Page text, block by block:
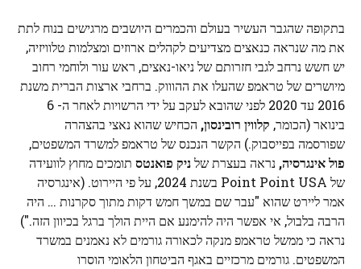
בתקופה שהגבר העשיר בעולם והכמרים היושבים מרגישים בנוח לתת
את מה שנראה כנאצים מצדיעים לקהלים ארוזים ומצלמות טלוויזיה,
יש חשש נרחב לגבי חזרותם של ניאו-נאצים, ראש עור ולוחמי רחוב
מיושרים של טראמפ שהעלו את ההוווק. ברחבי ארצות הברית משנת
2016 עד 2020 לפני שהובא לעקב על ידי הרשויות לאחר ה- 6
בינואר (הכומר, קלווין רובינסון, הכחיש שהוא נאצי בהצהרה
שפורסמה בפייסבוק.) הקשר הנכנס של טראמפ למשרד המשפטים,
פול אינגרסיה, נראה בעצרת שלניק פואנטס תומכים מחוץ לוועידה
של Point Point USA בשנת 2024, על פי היירוט. (אינגרסיה
אמר ליירט שהוא "עבר שם במשך חמש דקות מתוך סקרנות … היה
הרבה בלבול, אי אפשר היה להימנע אם היית הולך ברגל בכיוון הזה.")
נראה כי ממשל טראמפ מנקה לכאורה גורמים לא נאמנים במשרד
המשפטים. גורמים מרכזיים באגף הביטחון הלאומי הוסרו